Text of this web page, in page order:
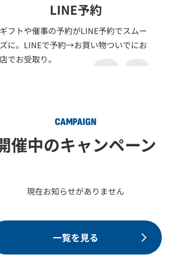
LINE予約
ギフトや催事の予約がLINE予約でスムー
ズに。LINEで予約→お買い物ついでにお
店でお受取り。
CAMPAIGN
催中のキャンペーン
現在お知らせがありません
一覧を見る